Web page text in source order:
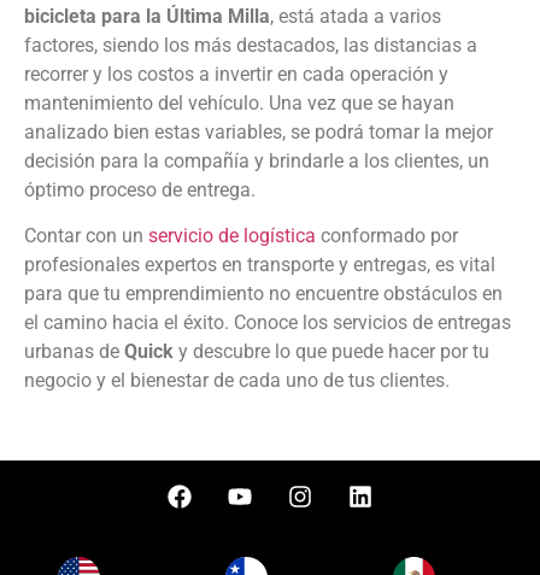
bicicleta para la Última Milla, está atada a varios
factores, siendo los más destacados, las distancias a
recorrer y los costos a invertir en cada operación y
mantenimiento del vehículo. Una vez que se hayan
analizado bien estas variables, se podrá tomar la mejor
decisión para la compañía y brindarle a los clientes, un
óptimo proceso de entrega.
Contar con un servicio de logística conformado por
profesionales expertos en transporte y entregas, es vital
para que tu emprendimiento no encuentre obstáculos en
el camino hacia el éxito. Conoce los servicios de entregas
urbanas de Quick y descubre lo que puede hacer por tu
negocio y el bienestar de cada uno de tus clientes.